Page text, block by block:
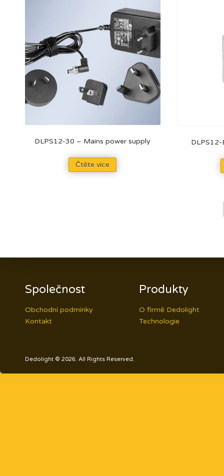
DLPS12-30 – Mains power supply
Čtěte více
DLPS12-
Společnost
Obchodní podmínky
Kontakt
Produkty
O firmě Dedolight
Technologie
Dedolight © 2026. All Rights Reserved.